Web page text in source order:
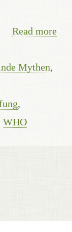
Read more
Mythen,
,
WHO